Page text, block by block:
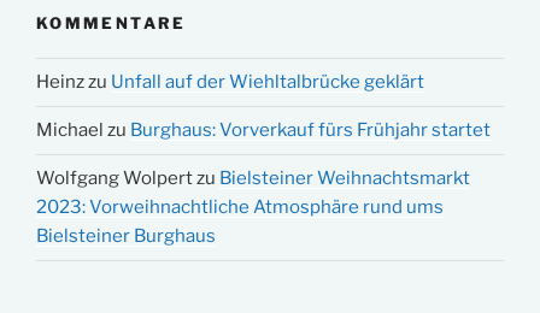
KOMMENTARE
Heinzzu Unfall auf der Wiehltalbrücke geklärt
Michael zu Burghaus: Vorverkauf fürs Frühjahr startet
Wolfgang Wolpertzu Bielsteiner Weihnachtsmarkt
2023: Vorweihnachtliche Atmosphäre rund ums
Bielsteiner Burghaus